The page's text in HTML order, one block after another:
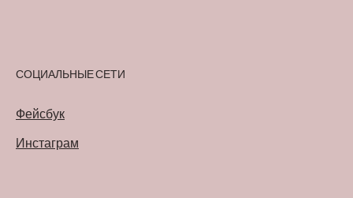
СОЦИАЛЬНЫЕ СЕТИ
Фейсбук
Инстаграм